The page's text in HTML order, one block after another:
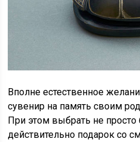
Вполне естественное
сувенир на память своим
При этом выбрать не просто
действительно подарок со